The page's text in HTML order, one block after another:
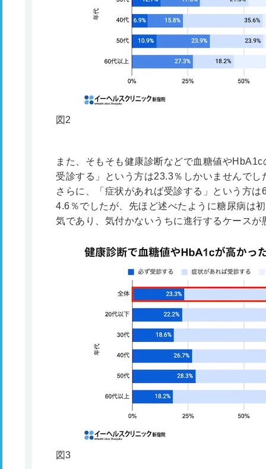
図2
また、そもそも健康診断などで血糖値や
受診する」という方は23.3％しかいませんでし
さらに、「症状があれば受診する」という方
4.6％でしたが、先ほど述べたように糖尿病は
気であり、気付かないうちに進行するケースが
図3